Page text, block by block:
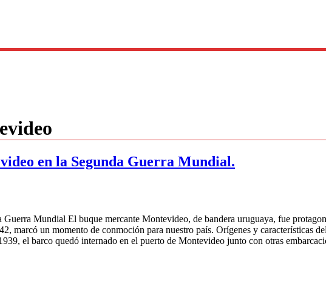
en la Segunda Guerra Mundial.
Mundial El buque mercante Montevideo, de bandera uruguaya, fue
marcó un momento de conmoción para nuestro país. Orígenes y características
el barco quedó internado en el puerto de Montevideo junto con otras